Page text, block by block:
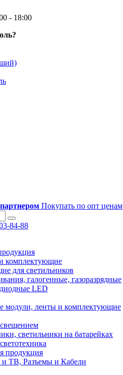
- 18:00
Покупать по опт ценам
84-88
комплектующие
для светильников
галогенные, газоразрядные
LED
модули, ленты и комплектующие
светильники на батарейках
продукция
ТВ, Разъемы и Кабели